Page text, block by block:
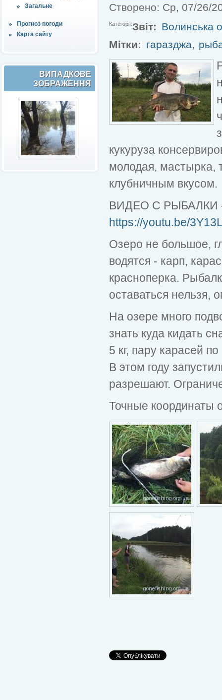
Загальне
Прогноз погоди
Карта сайту
ВИПАДКОВЕ
ЗОБРАЖЕННЯ
Створено: Ср, 07/26/
Категорії:Звіт: Волинська
Мітки: гаразджа,
кукуруза
молодая, мастырка,
клубничным вкусом.
ВИДЕО С РЫБАЛКИ
https://youtu.be/
Озеро не большое,
водятся - карп,
красноперка.
оставаться нельзя,
На озере много
знать куда кидать
5 кг, пару карасей
В этом году
разрешают.
Точные координаты